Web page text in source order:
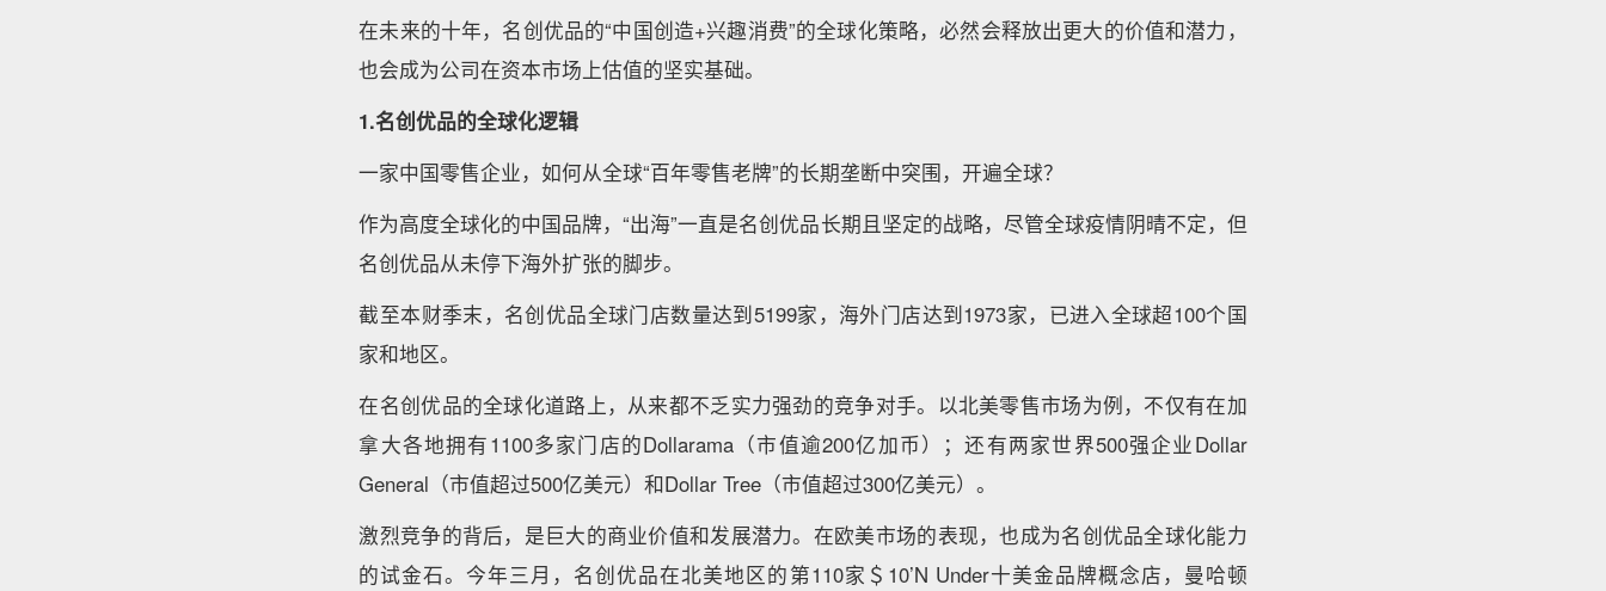
在未来的十年，名创优品的“中国创造+兴趣消费”的全球化策略，必然会释放出更大的价值和潜力，
也会成为公司在资本市场上估值的坚实基础。
1.名创优品的全球化逻辑
一家中国零售企业，如何从全球“百年零售老牌”的长期垄断中突围，开遍全球？
作为高度全球化的中国品牌，“出海”一直是名创优品长期且坚定的战略，尽管全球疫情阴晴不定，但
名创优品从未停下海外扩张的脚步。
截至本财季末，名创优品全球门店数量达到5199家，海外门店达到1973家，已进入全球超100个国
家和地区。
在名创优品的全球化道路上，从来都不乏实力强劲的竞争对手。以北美零售市场为例，不仅有在加
拿大各地拥有1100多家门店的Dollarama（市值逾200亿加币）；还有两家世界500强企业Dollar
General（市值超过500亿美元）和Dollar Tree（市值超过300亿美元）。
激烈竞争的背后，是巨大的商业价值和发展潜力。在欧美市场的表现，也成为名创优品全球化能力
的试金石。今年三月，名创优品在北美地区的第110家＄10’N Under十美金品牌概念店，曼哈顿